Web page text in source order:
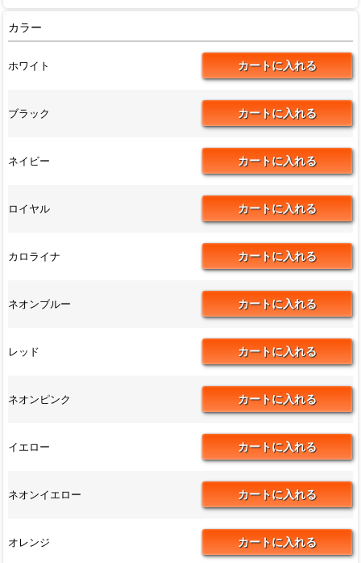
カラー
ホワイト
ブラック
ネイビー
ロイヤル
カロライナ
ネオンブルー
レッド
ネオンピンク
イエロー
ネオンイエロー
オレンジ